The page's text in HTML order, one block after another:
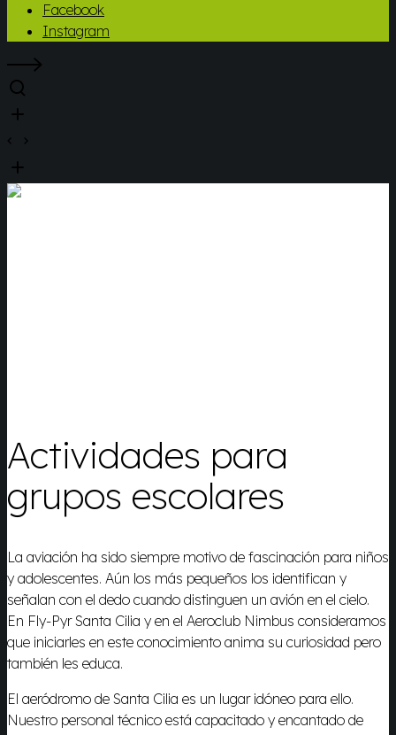
Facebook
Instagram
Actividades para
grupos escolares
La aviación ha sido siempre motivo de fascinación para niños
y adolescentes. Aún los más pequeños los identifican y
señalan con el dedo cuando distinguen un avión en el cielo.
En Fly-Pyr Santa Cilia y en el Aeroclub Nimbus consideramos
que iniciarles en este conocimiento anima su curiosidad pero
también les educa.
El aeródromo de Santa Cilia es un lugar idóneo para ello.
Nuestro personal técnico está capacitado y encantado de